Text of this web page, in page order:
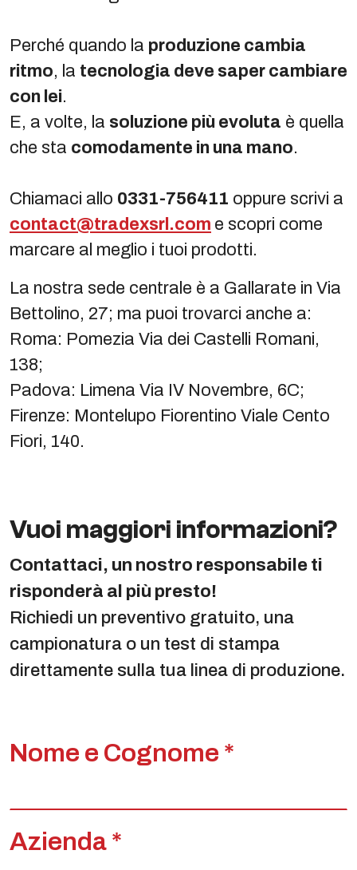
Perché quando la produzione cambia
ritmo, la tecnologia deve saper cambiare
con lei.
E, a volte, la soluzione più evoluta è quella
che sta comodamente in una mano.
Chiamaci allo 0331-756411 oppure scrivi a
contact@tradexsrl.com e scopri come
marcare al meglio i tuoi prodotti.
La nostra sede centrale è a Gallarate in Via
Bettolino, 27; ma puoi trovarci anche a:
Roma: Pomezia Via dei Castelli Romani,
138;
Padova: Limena Via IV Novembre, 6C;
Firenze: Montelupo Fiorentino Viale Cento
Fiori, 140.
Vuoi maggiori informazioni?
Contattaci, un nostro responsabile ti
risponderà al più presto!
Richiedi un preventivo gratuito, una
campionatura o un test di stampa
direttamente sulla tua linea di produzione.
Nome e Cognome *
Azienda *